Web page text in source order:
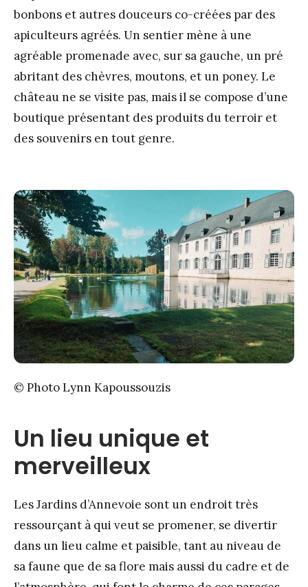
bonbons et autres douceurs co-créées par des
apiculteurs agréés. Un sentier mène à une
agréable promenade avec, sur sa gauche, un pré
abritant des chèvres, moutons, et un poney. Le
château ne se visite pas, mais il se compose d’une
boutique présentant des produits du terroir et
des souvenirs en tout genre.
© Photo Lynn Kapoussouzis
Un lieu unique et
merveilleux
Les Jardins d’Annevoie sont un endroit très
ressourçant à qui veut se promener, se divertir
dans un lieu calme et paisible, tant au niveau de
sa faune que de sa flore mais aussi du cadre et de